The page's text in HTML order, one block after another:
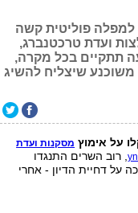
למפלה פוליטית קשה
ועדת טרכטנברג,
תתקיים בכל מקרה,
שיצליח להשיג
על אימוץ מסקנות ועדת
, רוב השרים התנגדו
על דחיית הדיון - אחרי